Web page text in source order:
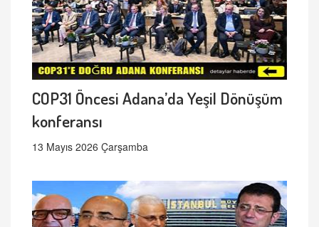
COP31 Öncesi Adana’da Yeşil Dönüşüm
konferansı
13 Mayıs 2026 Çarşamba